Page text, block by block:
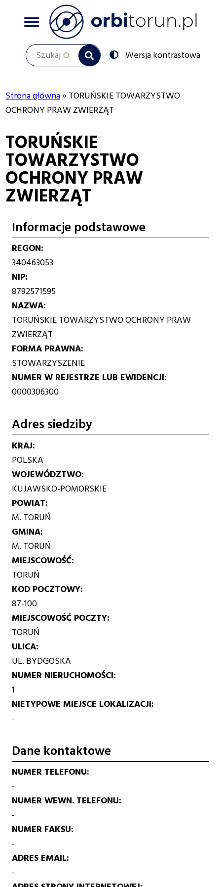
Szukaj
Przełącz
na:
Wersja kontrastowa
Ścieżka
nawigacyjna
Strona główna
TORUŃSKIE TOWARZYSTWO
OCHRONY PRAW ZWIERZĄT
TORUŃSKIE
TOWARZYSTWO
OCHRONY PRAW
ZWIERZĄT
Informacje podstawowe
REGON
340463053
NIP
8792571595
NAZWA
TORUŃSKIE TOWARZYSTWO OCHRONY PRAW
ZWIERZĄT
FORMA PRAWNA
STOWARZYSZENIE
NUMER W REJESTRZE LUB EWIDENCJI
0000306300
Adres siedziby
KRAJ
POLSKA
WOJEWÓDZTWO
KUJAWSKO-POMORSKIE
POWIAT
M. TORUŃ
GMINA
M. TORUŃ
MIEJSCOWOŚĆ
TORUŃ
KOD POCZTOWY
87-100
MIEJSCOWOŚĆ POCZTY
TORUŃ
ULICA
UL. BYDGOSKA
NUMER NIERUCHOMOŚCI
1
NIETYPOWE MIEJSCE LOKALIZACJI
-
Dane kontaktowe
NUMER TELEFONU
-
NUMER WEWN. TELEFONU
-
NUMER FAKSU
-
ADRES EMAIL
-